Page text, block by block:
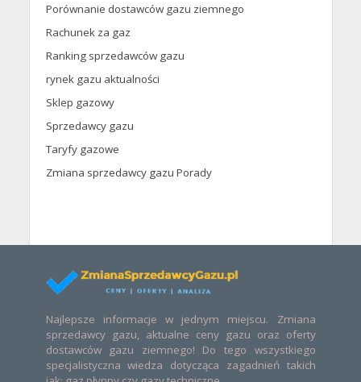
Porównanie dostawców gazu ziemnego
Rachunek za gaz
Ranking sprzedawców gazu
rynek gazu aktualności
Sklep gazowy
Sprzedawcy gazu
Taryfy gazowe
Zmiana sprzedawcy gazu Porady
Najlepsze informacje w jednym miejscu. Zmiana
sprzedawcy gazu, aktualne ceny gazu oraz oferty
dostawców gazu ziemnego! Do tego wszystkiego
specjalistyczna wiedza dotycząca zagadnień takich